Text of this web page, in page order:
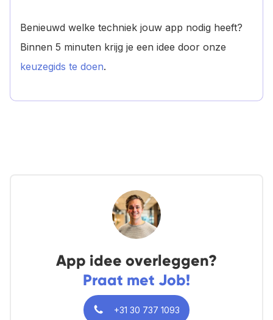
Benieuwd welke techniek jouw app nodig heeft?
Binnen 5 minuten krijg je een idee door onze
keuzegids te doen.
App idee overleggen?
Praat met Job!
+31 30 737 1093